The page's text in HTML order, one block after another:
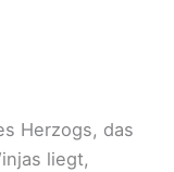
Herzogs, das
liegt,